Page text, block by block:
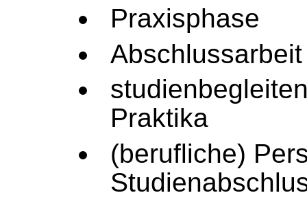
Praxisphase
Abschlussarbeit
Praktika
(berufliche)